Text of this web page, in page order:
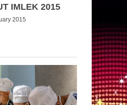
IMLEK 2015
2015